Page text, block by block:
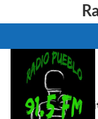
Home